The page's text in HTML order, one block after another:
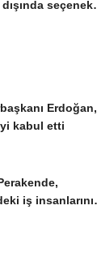
seçenek
Erdoğan,
kabul etti
iş insanlarını